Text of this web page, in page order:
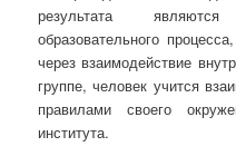
результата
образовательного
через взаимодействие
группе, человек учится
правилами своего
института.